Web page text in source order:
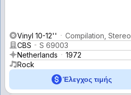
Vinyl 10-12''
Compilation, Stereo
CBS
S 69003
Netherlands
1972
Rock
Έλεγχος τιμής